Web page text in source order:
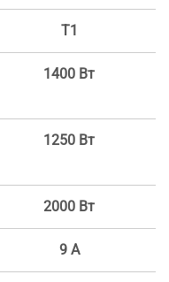
T1
1400 Вт
1250 Вт
2000 Вт
9 А